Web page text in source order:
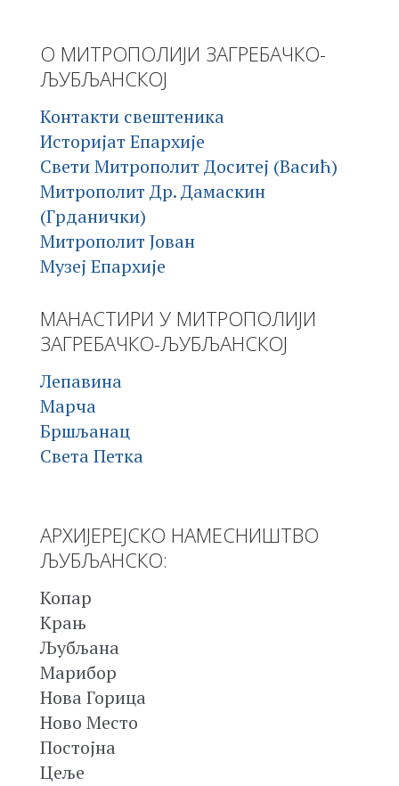
О МИТРОПОЛИЈИ ЗАГРЕБАЧКО-
ЉУБЉАНСКОЈ
Контакти свештеника
Историјат Епархије
Свети Митрополит Доситеј (Васић)
Митрополит Др. Дамаскин
(Грданички)
Митрополит Јован
Музеј Епархије
МАНАСТИРИ У МИТРОПОЛИЈИ
ЗАГРЕБАЧКО-ЉУБЉАНСКОЈ
Лепавина
Марча
Бршљанац
Света Петка
АРХИЈЕРЕЈСКО НАМЕСНИШТВО
ЉУБЉАНСКО:
Копар
Крањ
Љубљана
Марибор
Нова Горица
Ново Место
Постојна
Цеље